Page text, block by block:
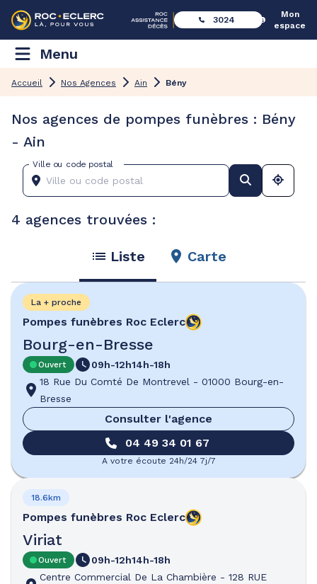
3024
Mon
espace
Menu
Accueil Nos Agences Ain Bény
Nos agences de pompes funèbres : Bény
- Ain
Ville ou code postal
4 agences trouvées :
Liste Carte
Pompes funèbres Roc Eclerc
Bourg-en-Bresse
La + proche
Ouvert 09h-12h14h-18h
18 Rue Du Comté De Montrevel - 01000 Bourg-en-
Bresse
Consulter l'agence
04 49 34 01 67
A votre écoute 24h/24 7j/7
Pompes funèbres Roc Eclerc
Viriat
18.6km
Ouvert 09h-12h14h-18h
Centre Commercial De La Chambière - 128 RUE